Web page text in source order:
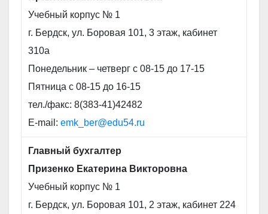
Учебный корпус № 1
г. Бердск, ул. Боровая 101, 3 этаж, кабинет
310а
Понедельник – четверг с 08-15 до 17-15
Пятница с 08-15 до 16-15
тел./факс: 8(383-41)42482
E-mail: emk_ber@edu54.ru
Главный бухгалтер
Призенко Екатерина Викторовна
Учебный корпус № 1
г. Бердск, ул. Боровая 101, 2 этаж, кабинет 224